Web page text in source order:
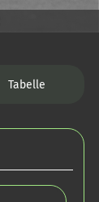
Tabelle